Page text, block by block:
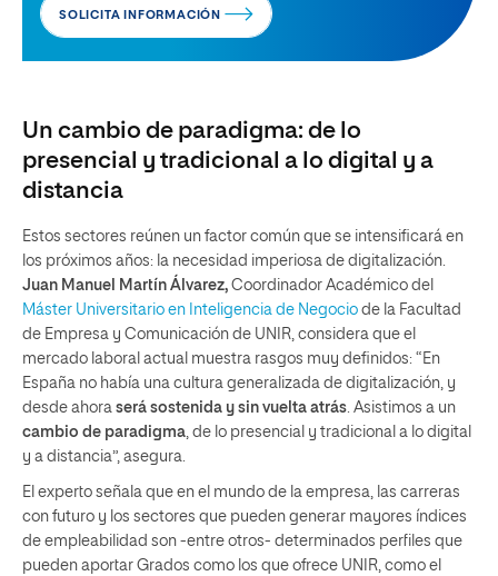
SOLICITA INFORMACIÓN
Un cambio de paradigma: de lo
presencial y tradicional a lo digital y a
distancia
Estos sectores reúnen un factor común que se intensificará en
los próximos años: la necesidad imperiosa de digitalización.
Juan Manuel Martín Álvarez, Coordinador Académico del
Máster Universitario en Inteligencia de Negocio de la Facultad
de Empresa y Comunicación de UNIR, considera que el
mercado laboral actual muestra rasgos muy definidos: “En
España no había una cultura generalizada de digitalización, y
desde ahora será sostenida y sin vuelta atrás. Asistimos a un
cambio de paradigma, de lo presencial y tradicional a lo digital
y a distancia”, asegura.
El experto señala que en el mundo de la empresa, las carreras
con futuro y los sectores que pueden generar mayores índices
de empleabilidad son -entre otros- determinados perfiles que
pueden aportar Grados como los que ofrece UNIR, como el